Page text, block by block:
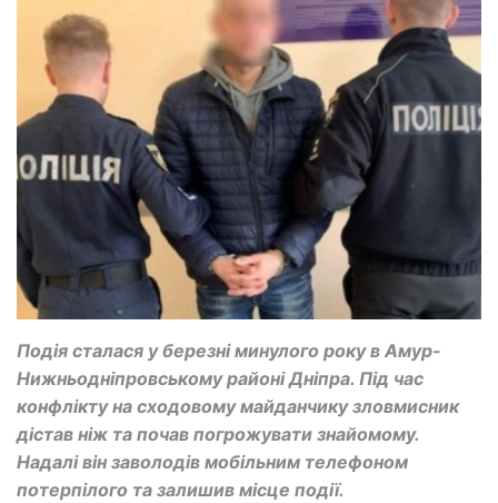
Подія сталася у березні минулого року в Амур-
Нижньодніпровському районі Дніпра. Під час
конфлікту на сходовому майданчику зловмисник
дістав ніж та почав погрожувати знайомому.
Надалі він заволодів мобільним телефоном
потерпілого та залишив місце події.